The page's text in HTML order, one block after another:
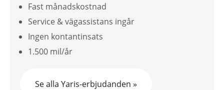
Fast månadskostnad
Service & vägassistans ingår
Ingen kontantinsats
1.500 mil/år
Se alla Yaris-erbjudanden »